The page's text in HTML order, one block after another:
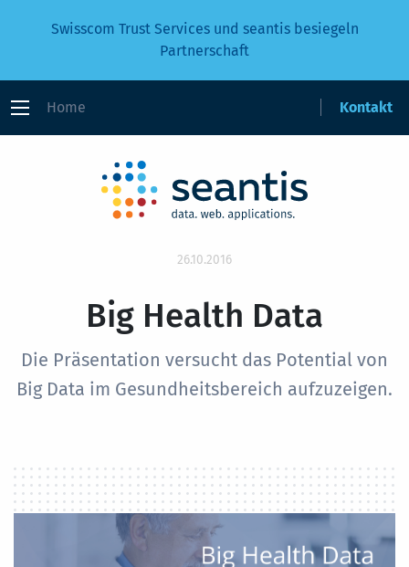
Swisscom Trust Services und seantis besiegeln
Partnerschaft
Home Kontakt
26.10.2016
Big Health Data
Die Präsentation versucht das Potential von
Big Data im Gesundheitsbereich aufzuzeigen.